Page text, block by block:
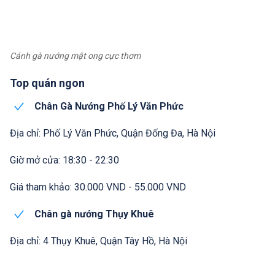
Cánh gà nướng mật ong cực thơm
Top quán ngon
Chân Gà Nướng Phố Lý Văn Phức
Địa chỉ: Phố Lý Văn Phức, Quận Đống Đa, Hà Nội
Giờ mở cửa: 18:30 - 22:30
Giá tham khảo: 30.000 VND - 55.000 VND
Chân gà nướng Thụy Khuê
Địa chỉ: 4 Thụy Khuê, Quận Tây Hồ, Hà Nội